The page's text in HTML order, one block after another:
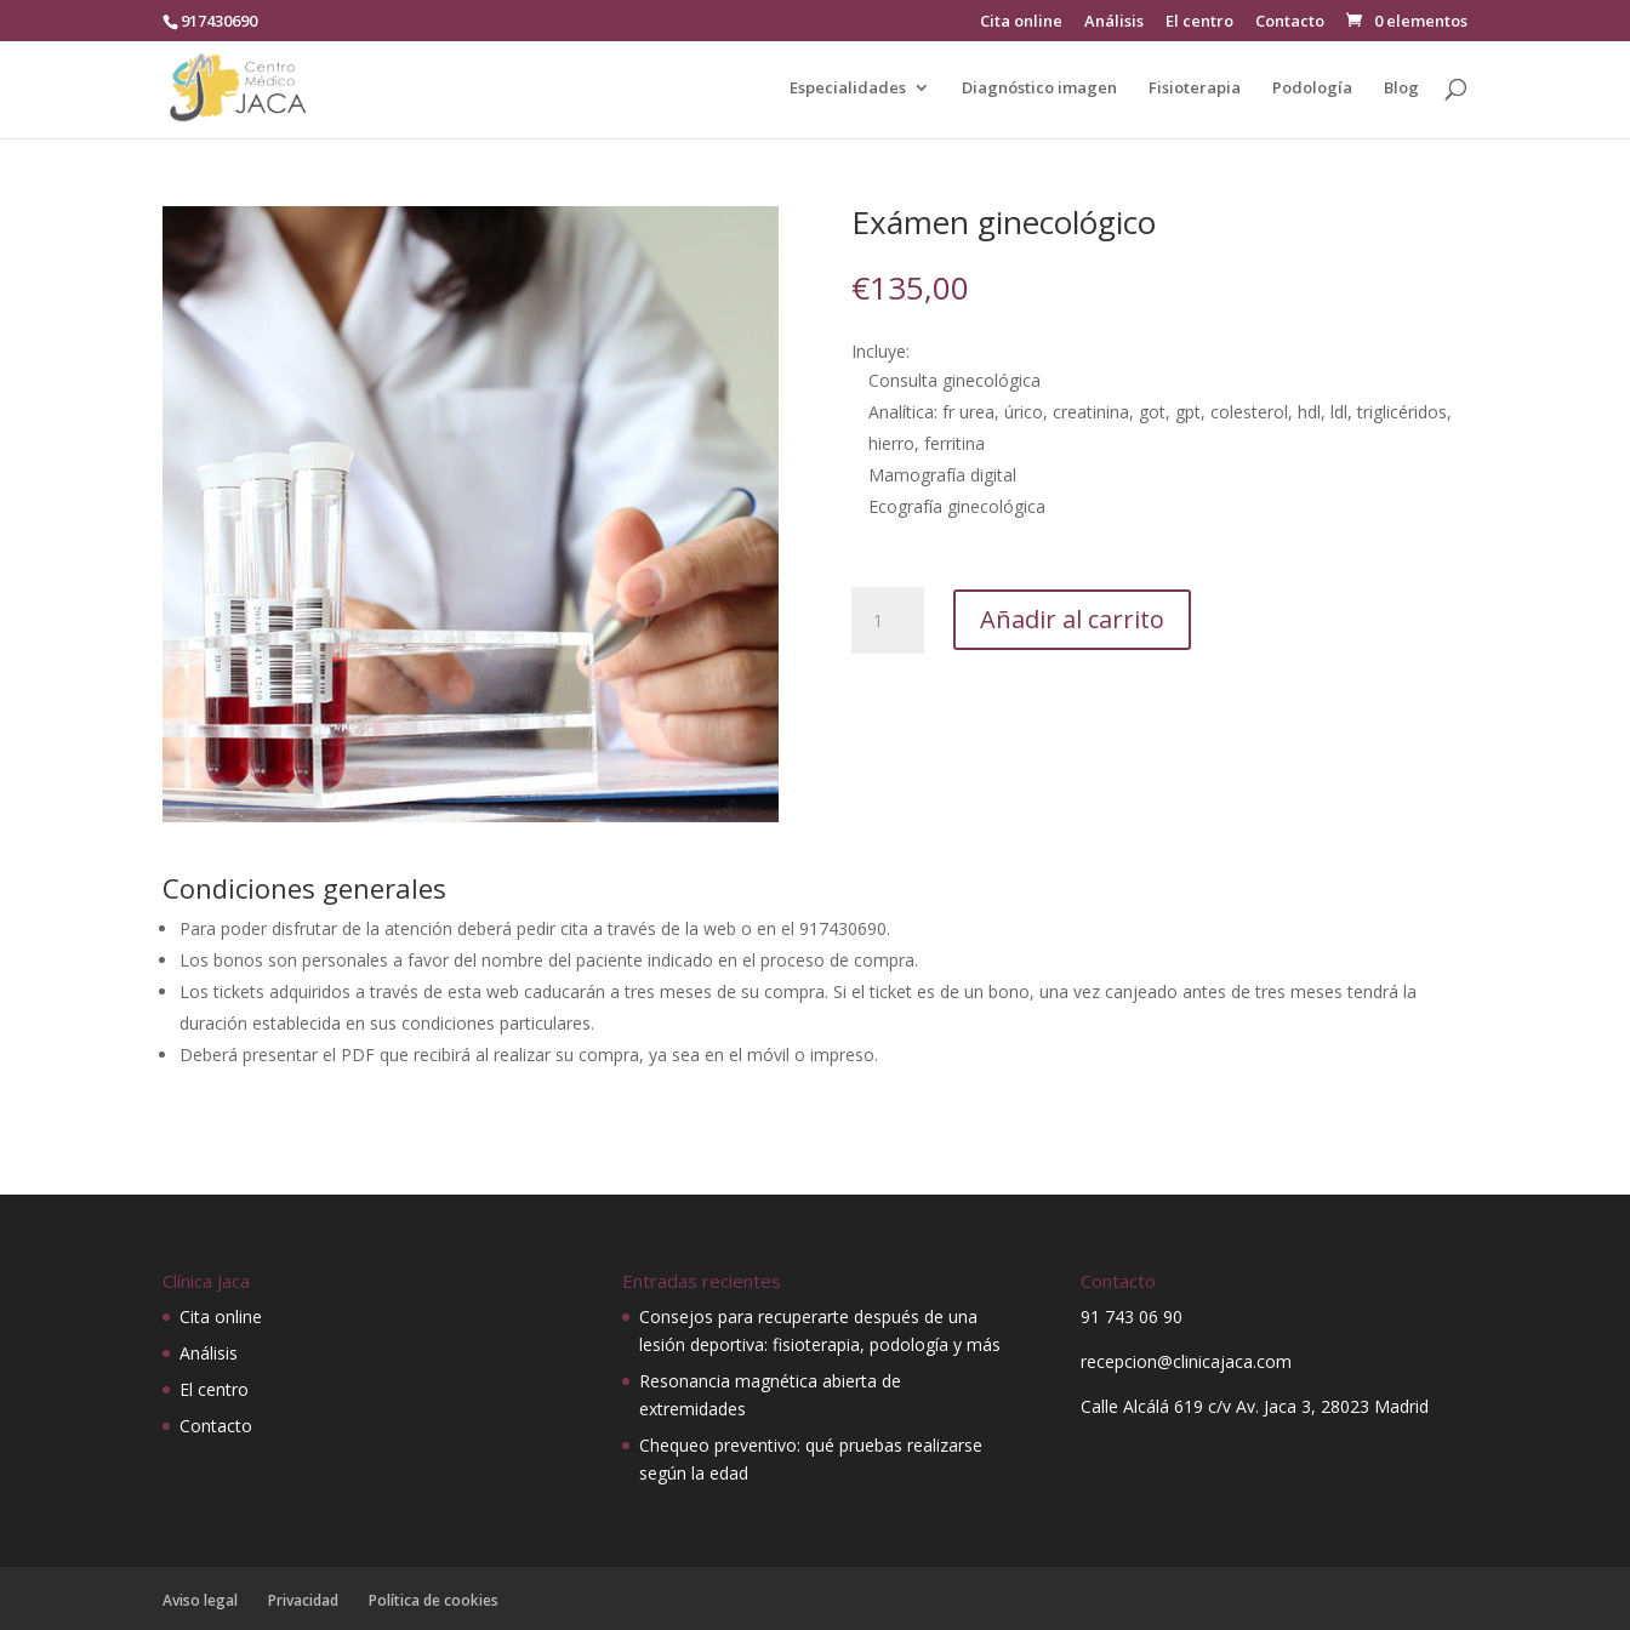
917430690 Cita online Análisis El centro Contacto 0 elementos
Especialidades Diagnóstico imagen Fisioterapia Podología Blog
Exámen ginecológico
€135,00
Incluye:
Consulta ginecológica
Analítica: fr urea, úrico, creatinina, got, gpt, colesterol, hdl, ldl, triglicéridos,
hierro, ferritina
Mamografía digital
Ecografía ginecológica
ginecológico
Añadir al carrito
Condiciones generales
Para poder disfrutar de la atención deberá pedir cita a través de la web o en el 917430690.
Los bonos son personales a favor del nombre del paciente indicado en el proceso de compra.
Los tickets adquiridos a través de esta web caducarán a tres meses de su compra. Si el ticket es de un bono, una vez canjeado antes de tres meses tendrá la
duración establecida en sus condiciones particulares.
Deberá presentar el PDF que recibirá al realizar su compra, ya sea en el móvil o impreso.
Clínica Jaca
Cita online
Análisis
El centro
Contacto
Entradas recientes
Consejos para recuperarte después de una
lesión deportiva: fisioterapia, podología y más
Resonancia magnética abierta de
extremidades
Chequeo preventivo: qué pruebas realizarse
según la edad
Contacto
91 743 06 90
recepcion@clinicajaca.com
Calle Alcálá 619 c/v Av. Jaca 3, 28023 Madrid
Aviso legal Privacidad Política de cookies